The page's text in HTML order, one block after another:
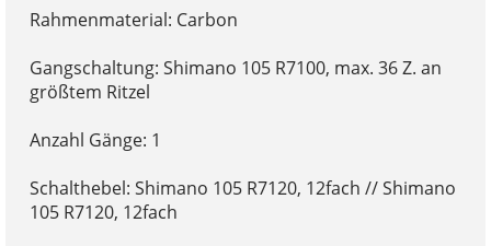
Rahmenmaterial: Carbon
Gangschaltung: Shimano 105 R7100, max. 36 Z. an
größtem Ritzel
Anzahl Gänge: 1
Schalthebel: Shimano 105 R7120, 12fach // Shimano
105 R7120, 12fach